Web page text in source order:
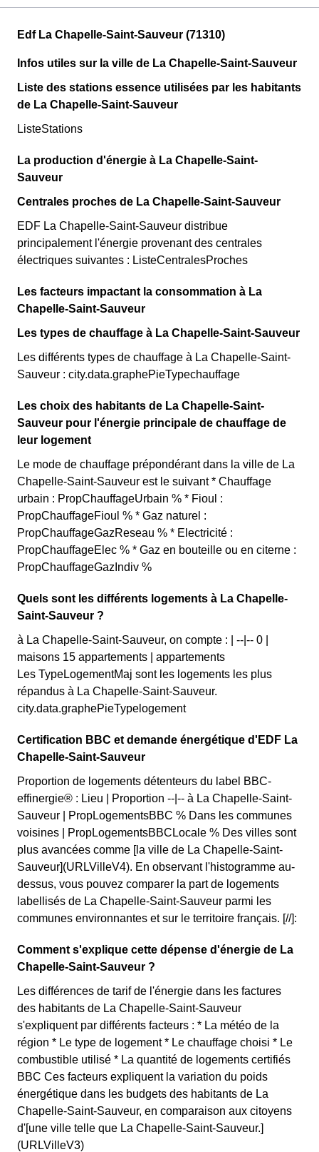
Edf La Chapelle-Saint-Sauveur (71310)
Infos utiles sur la ville de La Chapelle-Saint-Sauveur
Liste des stations essence utilisées par les habitants
de La Chapelle-Saint-Sauveur
ListeStations
La production d'énergie à La Chapelle-Saint-
Sauveur
Centrales proches de La Chapelle-Saint-Sauveur
EDF La Chapelle-Saint-Sauveur distribue
principalement l'énergie provenant des centrales
électriques suivantes : ListeCentralesProches
Les facteurs impactant la consommation à La
Chapelle-Saint-Sauveur
Les types de chauffage à La Chapelle-Saint-Sauveur
Les différents types de chauffage à La Chapelle-Saint-
Sauveur : city.data.graphePieTypechauffage
Les choix des habitants de La Chapelle-Saint-
Sauveur pour l'énergie principale de chauffage de
leur logement
Le mode de chauffage prépondérant dans la ville de La
Chapelle-Saint-Sauveur est le suivant * Chauffage
urbain : PropChauffageUrbain % * Fioul :
PropChauffageFioul % * Gaz naturel :
PropChauffageGazReseau % * Electricité :
PropChauffageElec % * Gaz en bouteille ou en citerne :
PropChauffageGazIndiv %
Quels sont les différents logements à La Chapelle-
Saint-Sauveur ?
à La Chapelle-Saint-Sauveur, on compte : | --|-- 0 |
maisons 15 appartements | appartements
Les TypeLogementMaj sont les logements les plus
répandus à La Chapelle-Saint-Sauveur.
city.data.graphePieTypelogement
Certification BBC et demande énergétique d'EDF La
Chapelle-Saint-Sauveur
Proportion de logements détenteurs du label BBC-
effinergie® : Lieu | Proportion --|-- à La Chapelle-Saint-
Sauveur | PropLogementsBBC % Dans les communes
voisines | PropLogementsBBCLocale % Des villes sont
plus avancées comme [la ville de La Chapelle-Saint-
Sauveur](URLVilleV4). En observant l'histogramme au-
dessus, vous pouvez comparer la part de logements
labellisés de La Chapelle-Saint-Sauveur parmi les
communes environnantes et sur le territoire français. [//]:
Comment s'explique cette dépense d'énergie de La
Chapelle-Saint-Sauveur ?
Les différences de tarif de l'énergie dans les factures
des habitants de La Chapelle-Saint-Sauveur
s'expliquent par différents facteurs : * La météo de la
région * Le type de logement * Le chauffage choisi * Le
combustible utilisé * La quantité de logements certifiés
BBC Ces facteurs expliquent la variation du poids
énergétique dans les budgets des habitants de La
Chapelle-Saint-Sauveur, en comparaison aux citoyens
d'[une ville telle que La Chapelle-Saint-Sauveur.]
(URLVilleV3)